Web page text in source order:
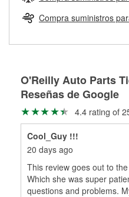
Herramientas de O'Reilly
pueden ser reutilizados,
partes de reemplazo
Rectificación de tambores y
Compra suministros
O'Reilly Auto Parts
Reseñas de Google
4.4 rating of
Cool_Guy !!!
20 days ago
This review goes out to
Which she was super
questions and problems.